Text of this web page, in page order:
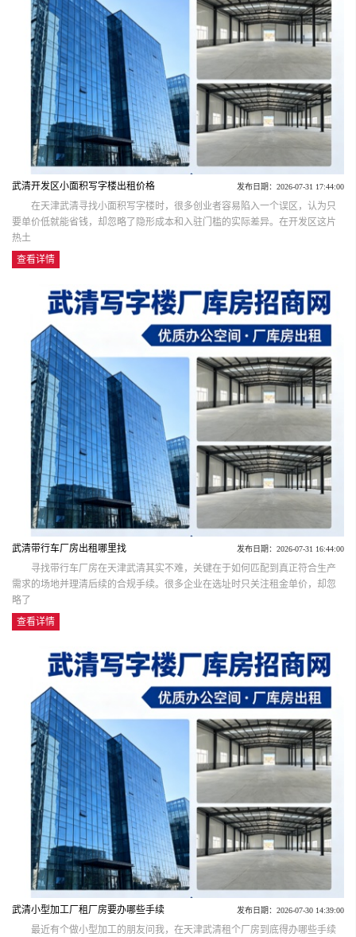
武清开发区小面积写字楼出租价格 发布日期：2026-07-31 17:44:00
在天津武清寻找小面积写字楼时，很多创业者容易陷入一个误区，认为只
要单价低就能省钱，却忽略了隐形成本和入驻门槛的实际差异。在开发区这片
热土
查看详情
武清带行车厂房出租哪里找 发布日期：2026-07-31 16:44:00
寻找带行车厂房在天津武清其实不难，关键在于如何匹配到真正符合生产
需求的场地并理清后续的合规手续。很多企业在选址时只关注租金单价，却忽
略了
查看详情
武清小型加工厂租厂房要办哪些手续 发布日期：2026-07-30 14:39:00
最近有个做小型加工的朋友问我，在天津武清租个厂房到底得办哪些手续